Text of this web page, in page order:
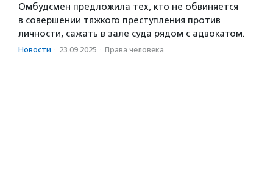
Омбудсмен предложила тех, кто не обвиняется
в совершении тяжкого преступления против
личности, сажать в зале суда рядом с адвокатом.
Новости · 23.09.2025 · Права человека